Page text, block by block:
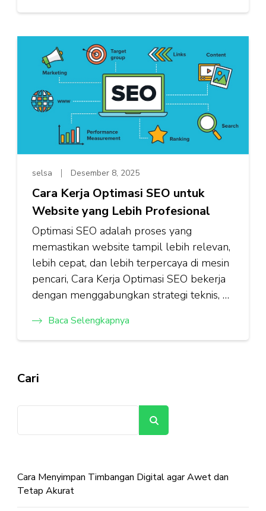
selsa Desember 8, 2025
Cara Kerja Optimasi SEO untuk
Website yang Lebih Profesional
Optimasi SEO adalah proses yang
memastikan website tampil lebih relevan,
lebih cepat, dan lebih terpercaya di mesin
pencari, Cara Kerja Optimasi SEO bekerja
dengan menggabungkan strategi teknis, …
Baca Selengkapnya
Cari
Cara Menyimpan Timbangan Digital agar Awet dan
Tetap Akurat